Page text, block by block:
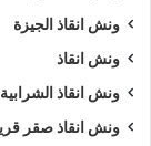
ونش انقاذ الجيزة
ونش انقاذ
ونش انقاذ الشرابية
ونش انقاذ صقر